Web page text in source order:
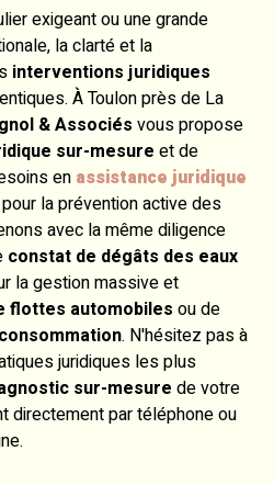
exigeant ou une grande
la clarté et la
interventions juridiques
À Toulon près de La
& Associés vous propose
sur-mesure et de
en assistance juridique
la prévention active des
avec la même diligence
constat de dégâts des eaux
la gestion massive et
flottes automobiles ou de
. N'hésitez pas à
juridiques les plus
sur-mesure de votre
directement par téléphone ou